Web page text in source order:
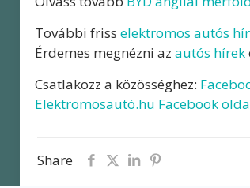
További friss elektromos autós
Érdemes megnézni az autós hírek
Csatlakozz a közösséghez:
Elektromosautó.hu Facebook
Share